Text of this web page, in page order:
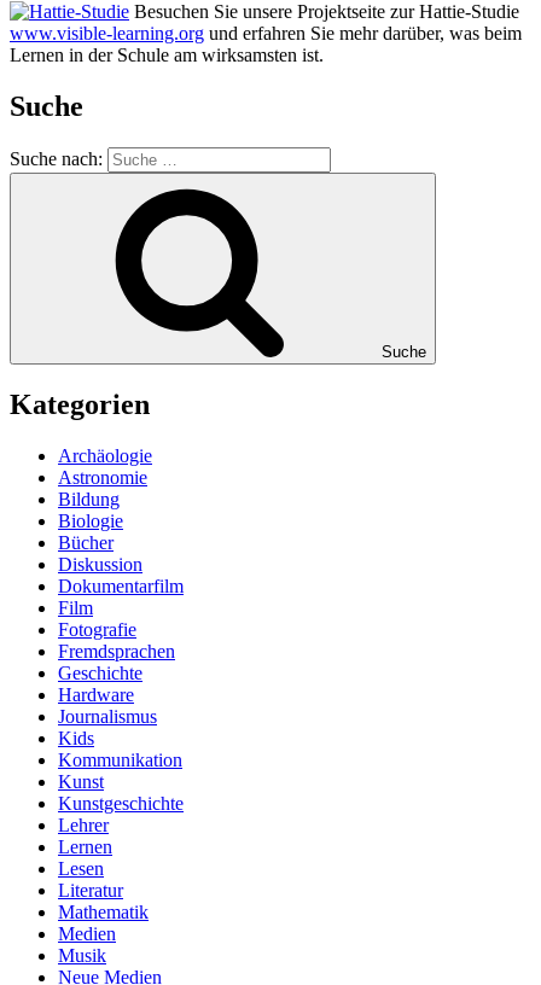
Besuchen Sie unsere Projektseite zur Hattie-Studie
www.visible-learning.org und erfahren Sie mehr darüber, was beim
Lernen in der Schule am wirksamsten ist.
Suche
Suche nach:
Suche
Kategorien
Archäologie
Astronomie
Bildung
Biologie
Bücher
Diskussion
Dokumentarfilm
Film
Fotografie
Fremdsprachen
Geschichte
Hardware
Journalismus
Kids
Kommunikation
Kunst
Kunstgeschichte
Lehrer
Lernen
Lesen
Literatur
Mathematik
Medien
Musik
Neue Medien